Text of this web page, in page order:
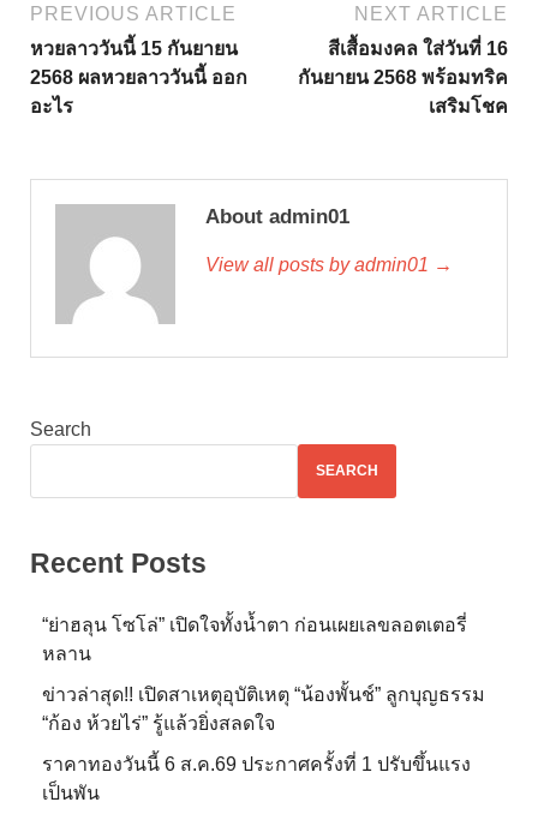
PREVIOUS ARTICLE
หวยลาววันนี้ 15 กันยายน
2568 ผลหวยลาววันนี้ ออก
อะไร
NEXT ARTICLE
สีเสื้อมงคล ใส่วันที่ 16
กันยายน 2568 พร้อมทริค
เสริมโชค
About admin01
View all posts by admin01 →
Search
SEARCH
Recent Posts
“ย่าฮลุน โซโล่” เปิดใจทั้งน้ำตา ก่อนเผยเลขลอตเตอรี่
หลาน
ข่าวล่าสุด!! เปิดสาเหตุอุบัติเหตุ “น้องพั้นช์” ลูกบุญธรรม
“ก้อง ห้วยไร่” รู้แล้วยิ่งสลดใจ
ราคาทองวันนี้ 6 ส.ค.69 ประกาศครั้งที่ 1 ปรับขึ้นแรง
เป็นพัน